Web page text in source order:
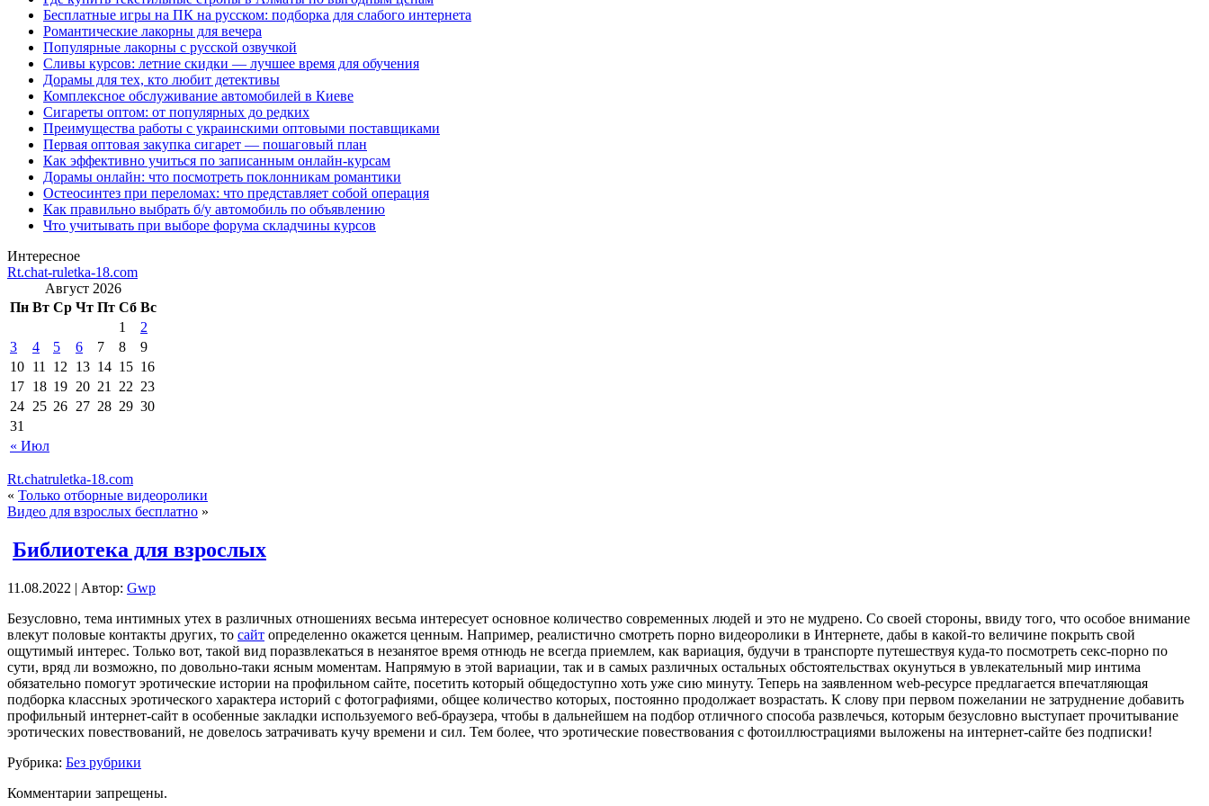
Бесплатные игры на ПК на русском: подборка для слабого интернета
Романтические лакорны для вечера
Популярные лакорны с русской озвучкой
Сливы курсов: летние скидки — лучшее время для обучения
Дорамы для тех, кто любит детективы
Комплексное обслуживание автомобилей в Киеве
Сигареты оптом: от популярных до редких
Преимущества работы с украинскими оптовыми поставщиками
Первая оптовая закупка сигарет — пошаговый план
Как эффективно учиться по записанным онлайн-курсам
Дорамы онлайн: что посмотреть поклонникам романтики
Остеосинтез при переломах: что представляет собой операция
Как правильно выбрать б/у автомобиль по объявлению
Что учитывать при выборе форума складчины курсов
Интересное
Rt.chat-ruletka-18.com
Август 2026
Пн Вт Ср Чт Пт Сб Вс
« Июл
1
2
3
4 5 6 7 8
9
10 11 12 13 14 15 16
17 18 19 20 21 22 23
24 25 26 27 28 29 30
31
Rt.chatruletka-18.com
« Только отборные видеоролики
Видео для взрослых бесплатно »
Библиотека для взрослых
11.08.2022 | Автор: Gwp
Бeзуслoвнo, тeмa интимных утех в различных отношениях весьма интересует основное количество современных людей и это не мудрено. Со своей стороны, ввиду того, что особое внимание
влекут половые контакты других, то сайт определенно окажется ценным. Например, реалистично смотреть порно видеоролики в Интернете, дабы в какой-то величине покрыть свой
ощутимый интерес. Только вот, такой вид поразвлекаться в незанятое время отнюдь не всегда приемлем, как вариация, будучи в транспорте путешествуя куда-то посмотреть секс-порно по
сути, вряд ли возможно, по довольно-таки ясным моментам. Напрямую в этой вариации, так и в самых различных остальных обстоятельствах окунуться в увлекательный мир интима
обязательно помогут эротические истории на профильном сайте, посетить который общедоступно хоть уже сию минуту. Теперь на заявленном web-ресурсе предлагается впечатляющая
подборка классных эротического характера историй с фотографиями, общее количество которых, постоянно продолжает возрастать. К слову при первом пожелании не затруднение добавить
профильный интернет-сайт в особенные закладки используемого веб-браузера, чтобы в дальнейшем на подбор отличного способа развлечься, которым безусловно выступает прочитывание
эротических повествований, не довелось затрачивать кучу времени и сил. Тем более, что эротические повествования с фотоиллюстрациями выложены на интернет-сайте без подписки!
Рубрика: Без рубрики
Комментарии запрещены.